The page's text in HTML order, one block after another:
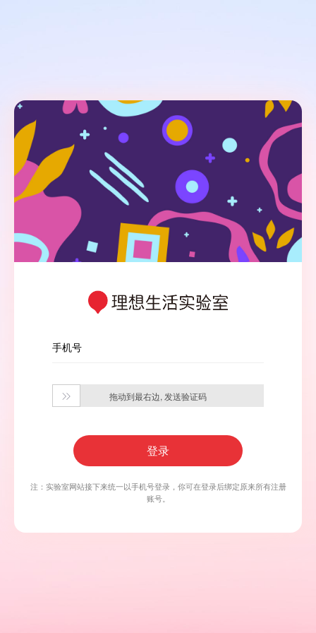
手机号
 拖动到最右边, 发送验证码
登录
注：实验室网站接下来统一以手机号登录，你可在登录后绑定原来所有注册
账号。